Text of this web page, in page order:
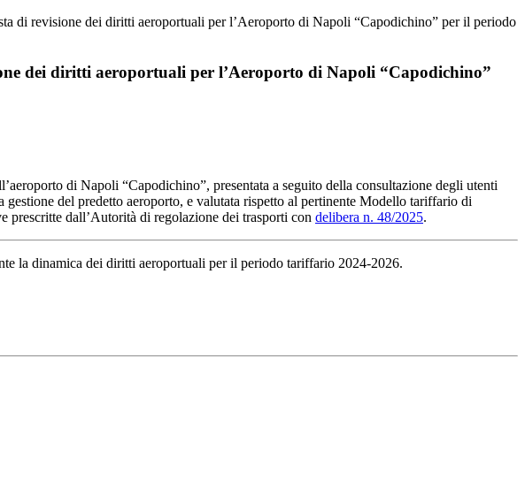
di revisione dei diritti aeroportuali per l’Aeroporto di Napoli “Capodichino” per il periodo
dei diritti aeroportuali per l’Aeroporto di Napoli “Capodichino”
di Napoli “Capodichino”, presentata a seguito della consultazione degli utenti
del predetto aeroporto, e valutata rispetto al pertinente Modello tariffario di
prescritte dall’Autorità di regolazione dei trasporti con delibera n. 48/2025.
la dinamica dei diritti aeroportuali per il periodo tariffario 2024-2026.